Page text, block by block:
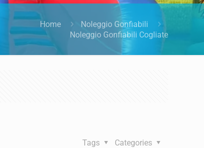
Home
Noleggio Gonfiabili
Noleggio Gonfiabili Cogliate
Categories
Tags